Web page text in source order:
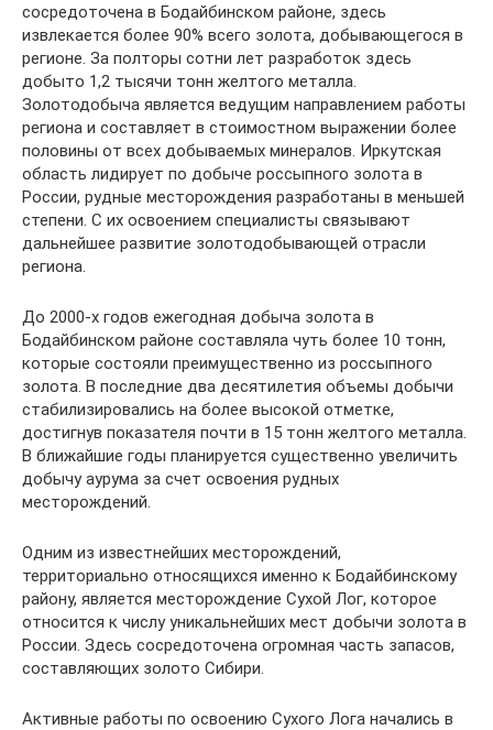
сосредоточена в Бодайбинском районе, здесь
извлекается более 90% всего золота, добывающегося в
регионе. За полторы сотни лет разработок здесь
добыто 1,2 тысячи тонн желтого металла.
Золотодобыча является ведущим направлением работы
региона и составляет в стоимостном выражении более
половины от всех добываемых минералов. Иркутская
область лидирует по добыче россыпного золота в
России, рудные месторождения разработаны в меньшей
степени. С их освоением специалисты связывают
дальнейшее развитие золотодобывающей отрасли
региона.
До 2000-х годов ежегодная добыча золота в
Бодайбинском районе составляла чуть более 10 тонн,
которые состояли преимущественно из россыпного
золота. В последние два десятилетия объемы добычи
стабилизировались на более высокой отметке,
достигнув показателя почти в 15 тонн желтого металла.
В ближайшие годы планируется существенно увеличить
добычу аурума за счет освоения рудных
месторождений.
Одним из известнейших месторождений,
территориально относящихся именно к Бодайбинскому
району, является месторождение Сухой Лог, которое
относится к числу уникальнейших мест добычи золота в
России. Здесь сосредоточена огромная часть запасов,
составляющих золото Сибири.
Активные работы по освоению Сухого Лога начались в